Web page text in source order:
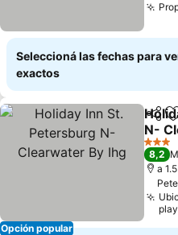
Seleccioná las fechas para
exactos
Opción popular
N-
3
8,2
a